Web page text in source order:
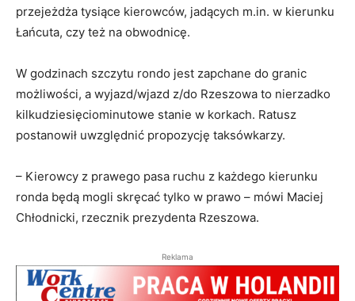
przejeżdża tysiące kierowców, jadących m.in. w kierunku
Łańcuta, czy też na obwodnicę.
W godzinach szczytu rondo jest zapchane do granic
możliwości, a wyjazd/wjazd z/do Rzeszowa to nierzadko
kilkudziesięciominutowe stanie w korkach. Ratusz
postanowił uwzględnić propozycję taksówkarzy.
– Kierowcy z prawego pasa ruchu z każdego kierunku
ronda będą mogli skręcać tylko w prawo – mówi Maciej
Chłodnicki, rzecznik prezydenta Rzeszowa.
Reklama